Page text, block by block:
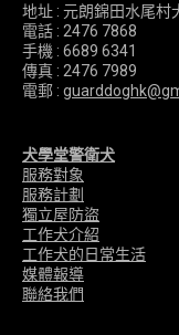
地址 : 元朗錦田水尾村
電話 : 2476 7868
手機 : 6689 6341
傳真 : 2476 7989
電郵 :
犬學堂警衛犬
服務對象
服務計劃
獨立屋防盜
工作犬介紹
工作犬的日常生活
媒體報導
聯絡我們